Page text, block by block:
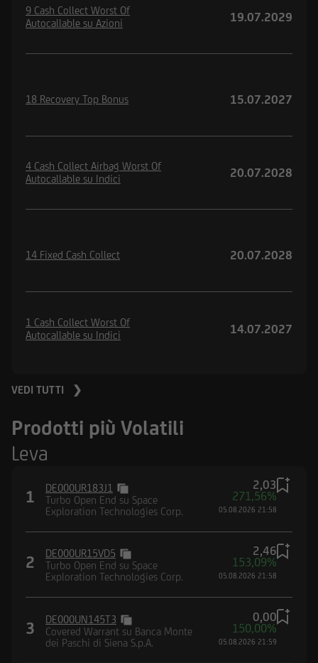
9 Cash Collect Worst Of
Autocallable su Azioni
19.07.2029
18 Recovery Top Bonus 15.07.2027
4 Cash Collect Airbag Worst Of
Autocallable su Indici
20.07.2028
14 Fixed Cash Collect 20.07.2028
1 Cash Collect Worst Of
Autocallable su Indici
14.07.2027
VEDI TUTTI ❯
Prodotti più Volatili
Leva
1
DE000UR183J1
Turbo Open End su Space
Exploration Technologies Corp.
2,03
271,56%
05.08.2026 21:58
2
DE000UR15VD5
Turbo Open End su Space
Exploration Technologies Corp.
2,46
153,09%
05.08.2026 21:58
3
DE000UN145T3
Covered Warrant su Banca Monte
dei Paschi di Siena S.p.A.
0,00
150,00%
05.08.2026 21:59